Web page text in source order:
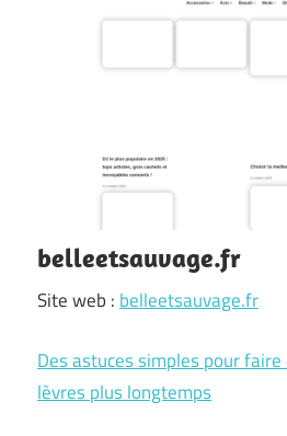
belleetsauvage.fr
Site web : belleetsauvage.fr
Des astuces simples pour
lèvres plus longtemps